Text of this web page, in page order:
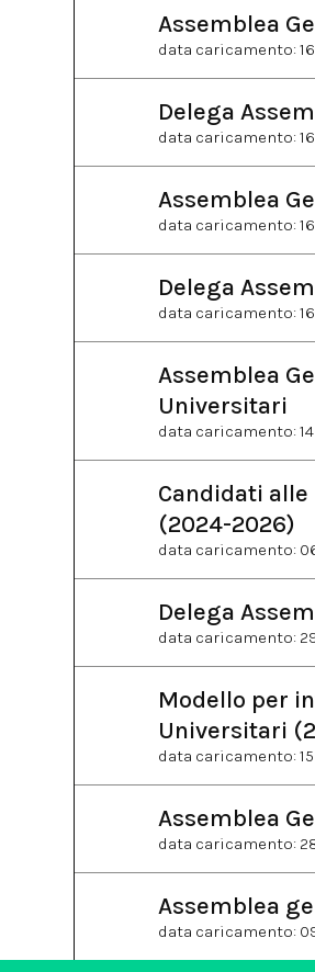
Assemblea
data caricamento:
Delega
data caricamento:
Assemblea
data caricamento:
Delega
data caricamento:
Assemblea
Universitari
data caricamento:
Candidati
(2024-2026)
data caricamento:
Delega
data caricamento:
Modello per
Universitari
data caricamento:
Assemblea
data caricamento:
Assemblea
data caricamento: